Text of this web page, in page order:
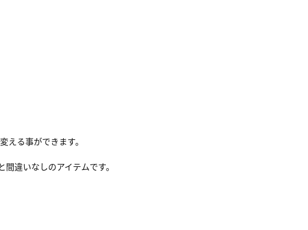
る事ができます。
違いなしのアイテムです。